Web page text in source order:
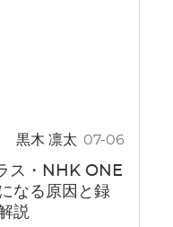
黒木 凛太 07-06
ス・NHK ONE
なる原因と録
説